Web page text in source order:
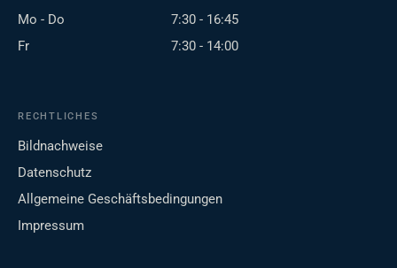
Mo - Do
7:30 - 16:45
Fr
7:30 - 14:00
RECHTLICHES
Bildnachweise
Datenschutz
Allgemeine Geschäftsbedingungen
Impressum